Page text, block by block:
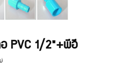
PVC 1/2"+พีอี